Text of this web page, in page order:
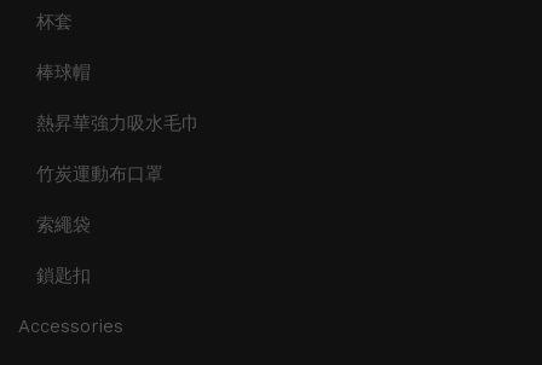
杯套
棒球帽
熱昇華強力吸水毛巾
竹炭運動布口罩
索繩袋
鎖匙扣
Accessories